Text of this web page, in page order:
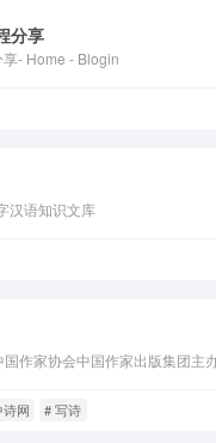
分享
- Home - Blogin
汉语知识文库
网 # 写诗